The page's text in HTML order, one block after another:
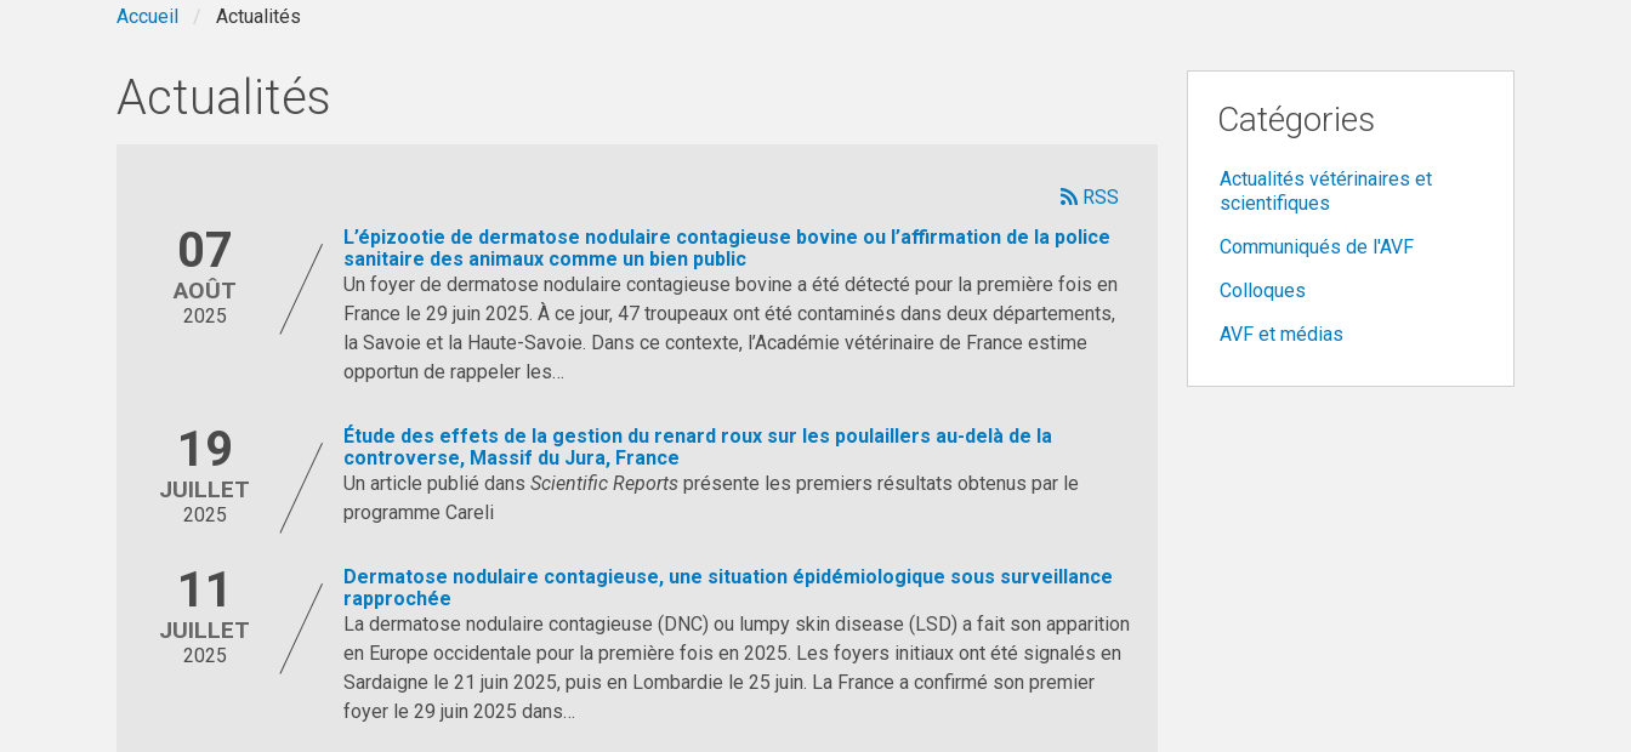
Accueil Actualités
Actualités
RSS
07
AOÛT
2025
L’épizootie de dermatose nodulaire contagieuse bovine ou l’affirmation de la police
sanitaire des animaux comme un bien public
Un foyer de dermatose nodulaire contagieuse bovine a été détecté pour la première fois en
France le 29 juin 2025. À ce jour, 47 troupeaux ont été contaminés dans deux départements,
la Savoie et la Haute-Savoie. Dans ce contexte, l’Académie vétérinaire de France estime
opportun de rappeler les…
19
JUILLET
2025
Étude des effets de la gestion du renard roux sur les poulaillers au-delà de la
controverse, Massif du Jura, France
Un article publié dans Scientific Reports présente les premiers résultats obtenus par le
programme Careli
11
JUILLET
2025
Dermatose nodulaire contagieuse, une situation épidémiologique sous surveillance
rapprochée
La dermatose nodulaire contagieuse (DNC) ou lumpy skin disease (LSD) a fait son apparition
en Europe occidentale pour la première fois en 2025. Les foyers initiaux ont été signalés en
Sardaigne le 21 juin 2025, puis en Lombardie le 25 juin. La France a confirmé son premier
foyer le 29 juin 2025 dans…
Catégories
Actualités vétérinaires et
scientifiques
Communiqués de l'AVF
Colloques
AVF et médias